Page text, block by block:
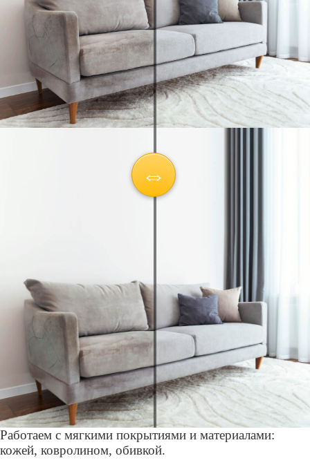
Работаем с мягкими покрытиями и материалами:
кожей, ковролином, обивкой.